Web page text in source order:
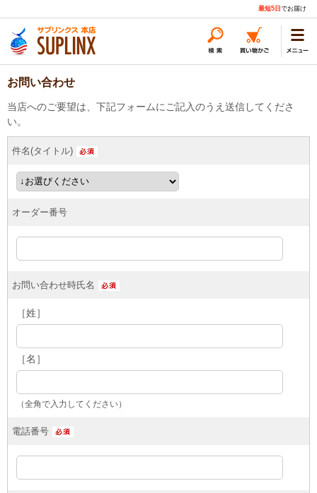
最短5日 でお届け
お問い合わせ
当店へのご要望は、下記フォームにご記入のうえ送信してくださ
い。
件名(タイトル)
オーダー番号
お問い合わせ時氏名
［姓］
［名］
（全角で入力してください）
電話番号